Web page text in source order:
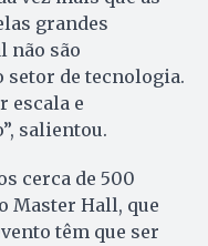
grandes
não são
setor de tecnologia.
escala e
salientou.
cerca de 500
Master Hall, que
têm que ser